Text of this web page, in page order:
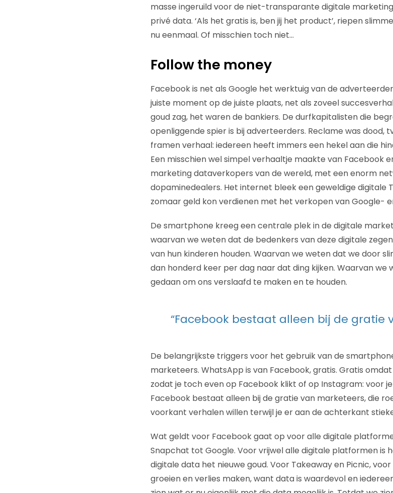
masse ingeruild voor de niet-transparante digitale
privé data. ‘Als het gratis is, ben jij het product’, riepen
nu eenmaal. Of misschien toch niet…
Follow the money
Facebook is net als Google het werktuig van de
juiste moment op de juiste plaats, net als zoveel
goud zag, het waren de bankiers. De durfkapitalisten die
openliggende spier is bij adverteerders. Reclame was dood,
framen verhaal: iedereen heeft immers een hekel aan die
Een misschien wel simpel verhaaltje maakte van Facebook
marketing dataverkopers van de wereld, met een enorm
dopaminedealers. Het internet bleek een geweldige
zomaar geld kon verdienen met het verkopen van Google-
De smartphone kreeg een centrale plek in de digitale
waarvan we weten dat de bedenkers van deze digitale
van hun kinderen houden. Waarvan we weten dat we door
dan honderd keer per dag naar dat ding kijken. Waarvan we
gedaan om ons verslaafd te maken en te houden.
“Facebook bestaat alleen bij de gratie
De belangrijkste triggers voor het gebruik van de
marketeers. WhatsApp is van Facebook, gratis. Gratis
zodat je toch even op Facebook klikt of op Instagram: voor
Facebook bestaat alleen bij de gratie van marketeers, die
voorkant verhalen willen terwijl je er aan de achterkant
Wat geldt voor Facebook gaat op voor alle digitale
Snapchat tot Google. Voor vrijwel alle digitale platformen is
digitale data het nieuwe goud. Voor Takeaway en Picnic,
groeien en verlies maken, want data is waardevol en